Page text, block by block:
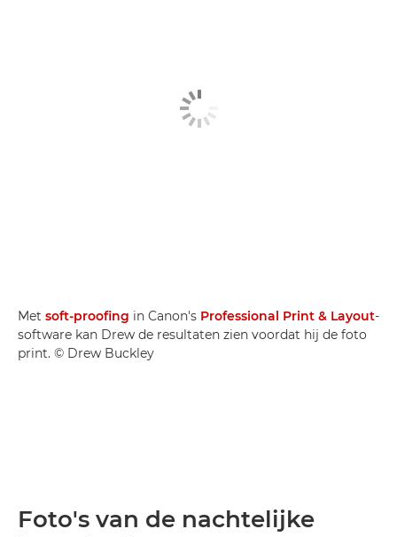
Met soft-proofing in Canon's Professional Print & Layout-
software kan Drew de resultaten zien voordat hij de foto
print. © Drew Buckley
Foto's van de nachtelijke